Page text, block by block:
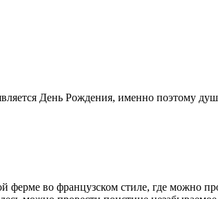
День Рождения, именно поэтому
ферме во французском стиле, где можно